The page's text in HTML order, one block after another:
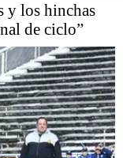
y los hinchas
de ciclo”